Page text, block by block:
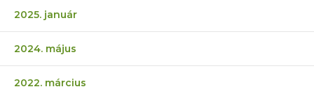
2025. január
2024. május
2022. március